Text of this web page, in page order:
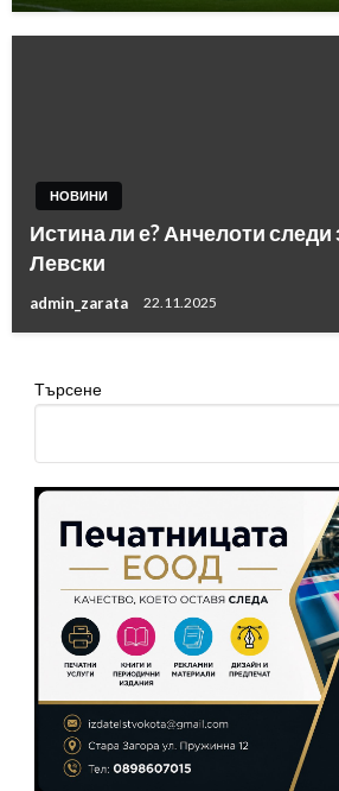
НОВИНИ
Истина ли е? Анчелоти следи
Левски
admin_zarata 22.11.2025
Търсене